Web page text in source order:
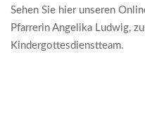
Sehen Sie hier unseren
Pfarrerin Angelika Ludwig,
Kindergottesdienstteam.